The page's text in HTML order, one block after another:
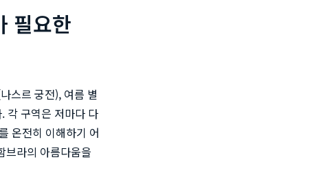
필요한
스르 궁전), 여름 별
각 구역은 저마다 다
온전히 이해하기 어
브라의 아름다움을